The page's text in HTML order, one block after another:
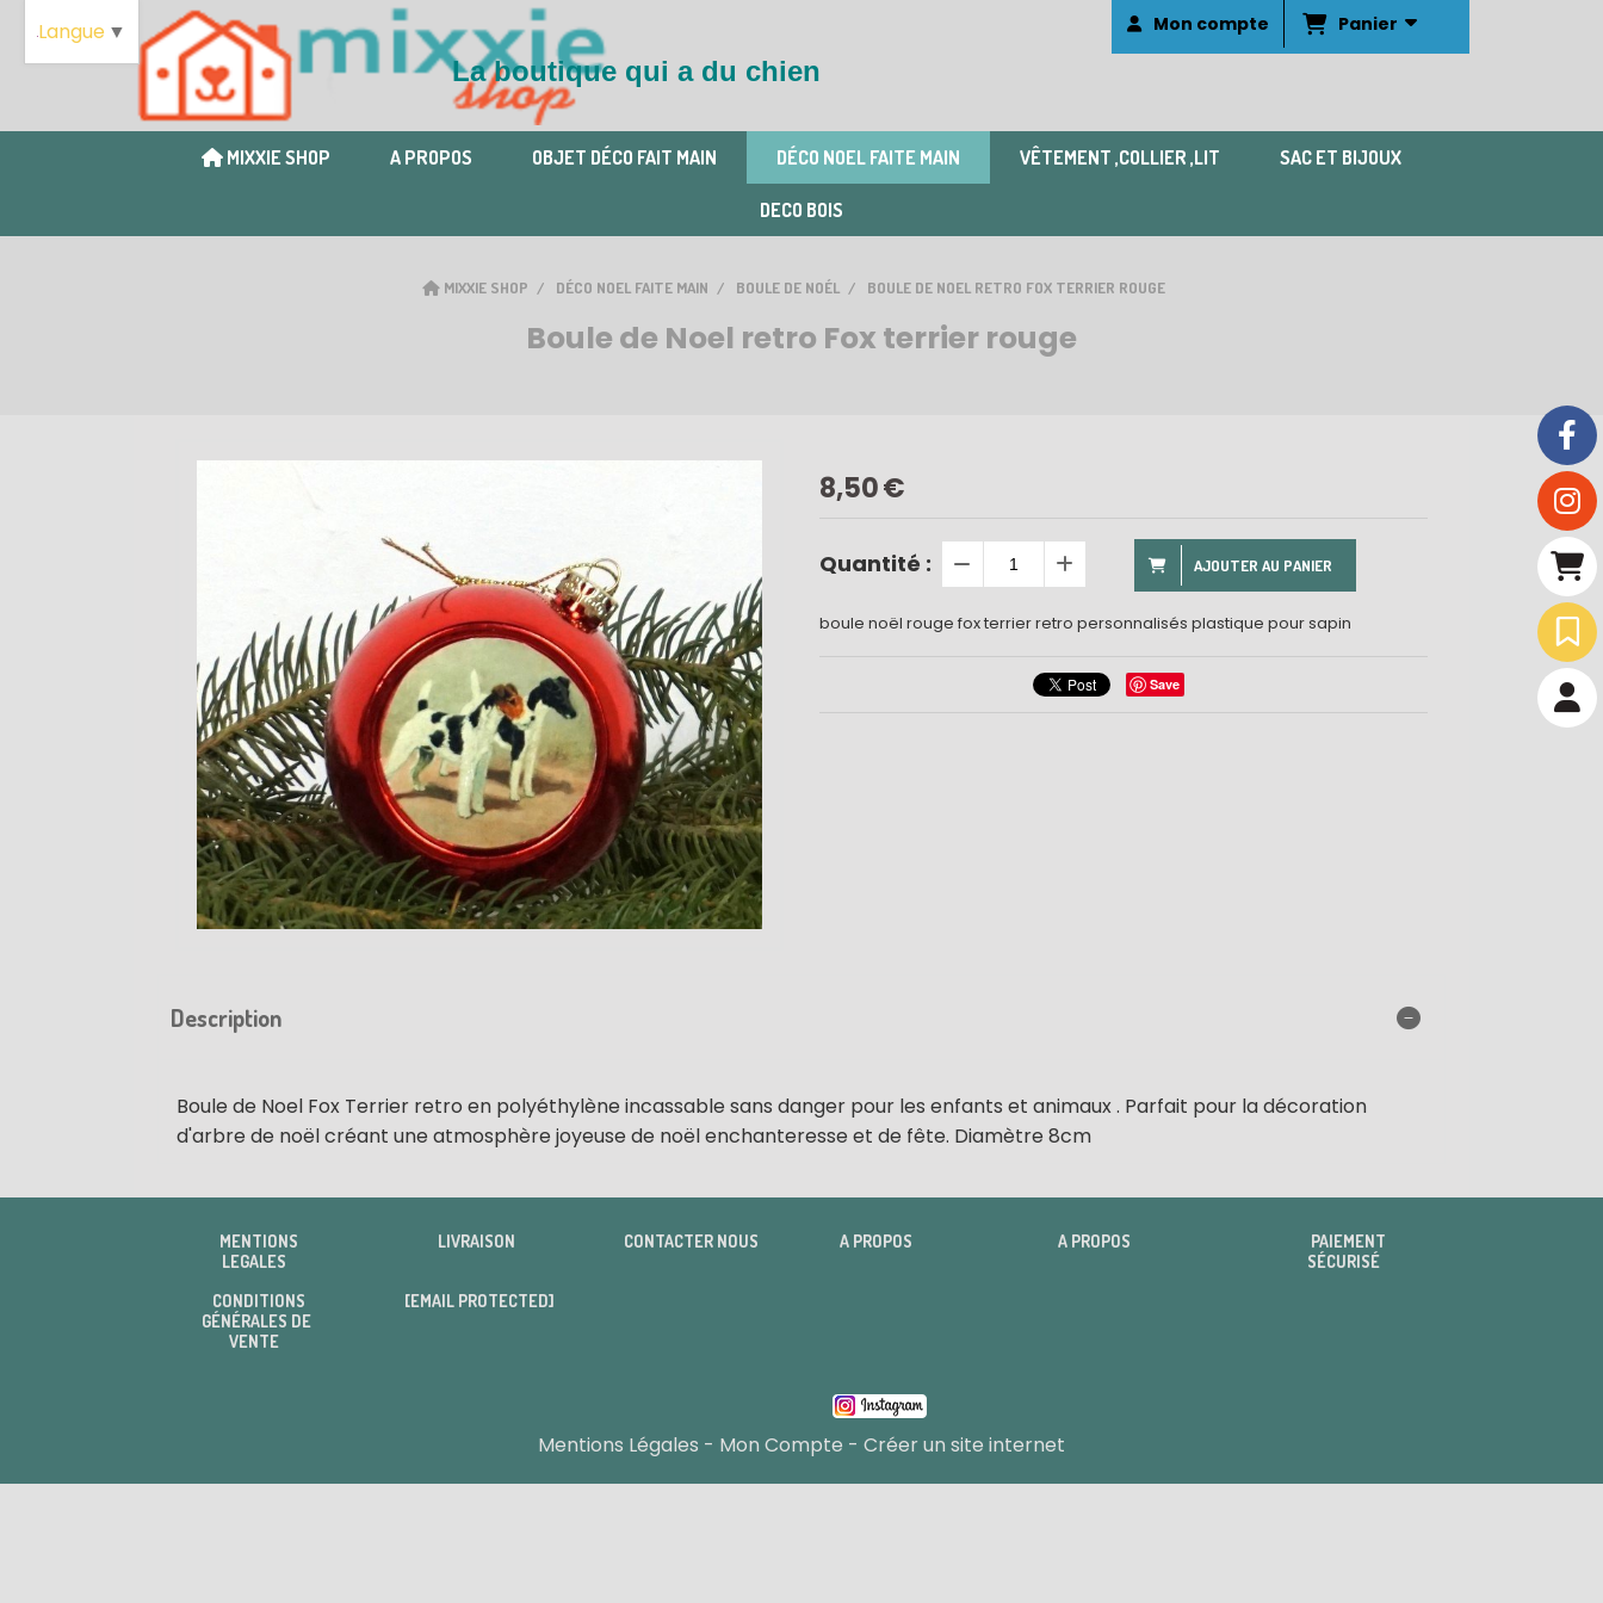
La boutique qui a du chien
Mon compte Panier
MIXXIE SHOP A PROPOS OBJET DÉCO FAIT MAIN DÉCO NOEL FAITE MAIN VÊTEMENT ,COLLIER ,LIT SAC ET BIJOUX
DECO BOIS
MIXXIE SHOP DÉCO NOEL FAITE MAIN BOULE DE NOÉL BOULE DE NOEL RETRO FOX TERRIER ROUGE
Boule de Noel retro Fox terrier rouge
8,50€
Quantité : AJOUTER AU PANIER
boule noël rouge fox terrier retro personnalisés plastique pour sapin
Save
Description
Boule de Noel Fox Terrier retro en polyéthylène incassable sans danger pour les enfants et animaux . Parfait pour la décoration
d'arbre de noël créant une atmosphère joyeuse de noël enchanteresse et de fête. Diamètre 8cm
MENTIONS
LEGALES
CONDITIONS
GÉNÉRALES DE
VENTE
LIVRAISON
[EMAIL PROTECTED]
CONTACTER NOUS A PROPOS A PROPOS
PAIEMENT
SÉCURISÉ
Mentions Légales Mon Compte Créer un site internet
Langue ▼